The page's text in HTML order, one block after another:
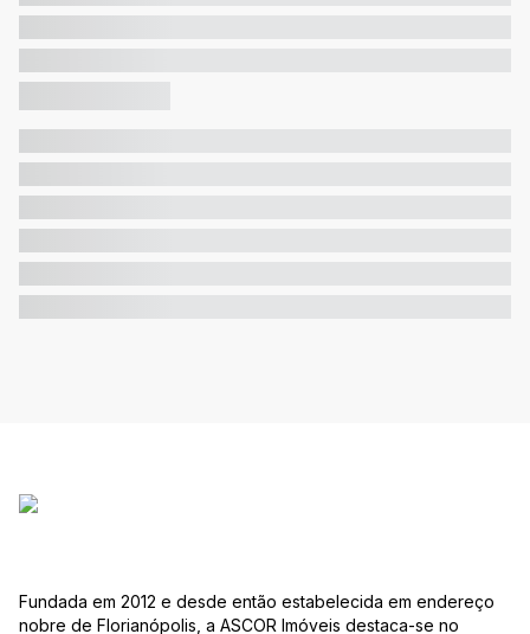
Fundada em 2012 e desde então estabelecida em endereço
nobre de Florianópolis, a ASCOR Imóveis destaca-se no